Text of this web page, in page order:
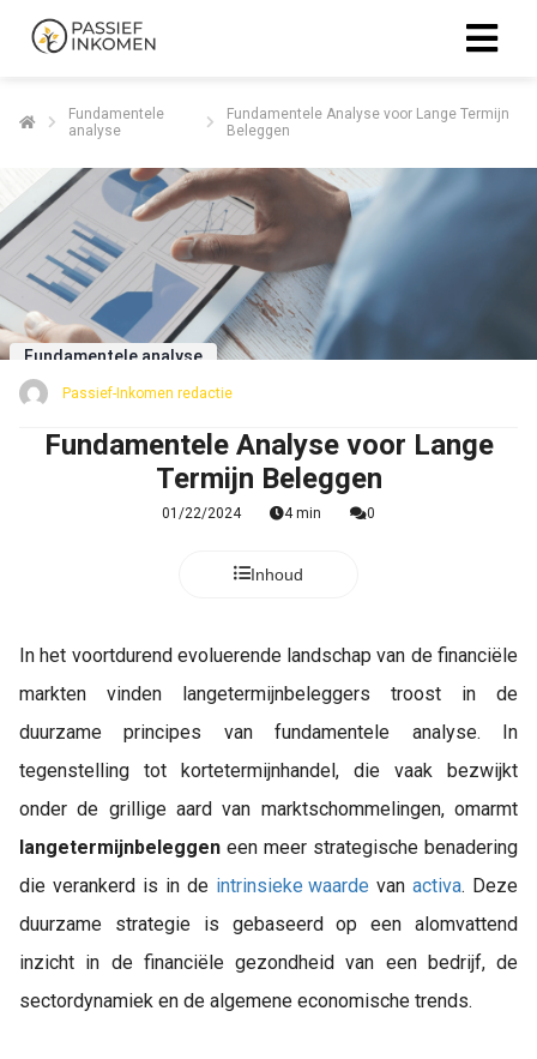
Fundamentele
analyse
Fundamentele Analyse voor Lange Termijn
Beleggen
Fundamentele analyse
Passief-Inkomen redactie
Fundamentele Analyse voor Lange
Termijn Beleggen
01/22/2024 4 min 0
Inhoud
In het voortdurend evoluerende landschap van de financiële
markten vinden langetermijnbeleggers troost in de
duurzame principes van fundamentele analyse. In
tegenstelling tot kortetermijnhandel, die vaak bezwijkt
onder de grillige aard van marktschommelingen, omarmt
langetermijnbeleggen een meer strategische benadering
die verankerd is in de intrinsieke waarde van activa. Deze
duurzame strategie is gebaseerd op een alomvattend
inzicht in de financiële gezondheid van een bedrijf, de
sectordynamiek en de algemene economische trends.